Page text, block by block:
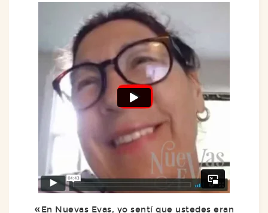
En Nuevas Evas, yo sentí que ustedes eran